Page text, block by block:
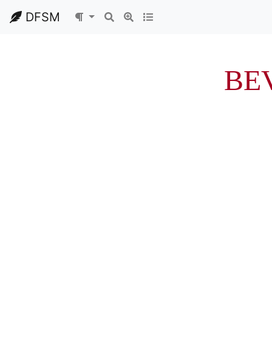
DFSM